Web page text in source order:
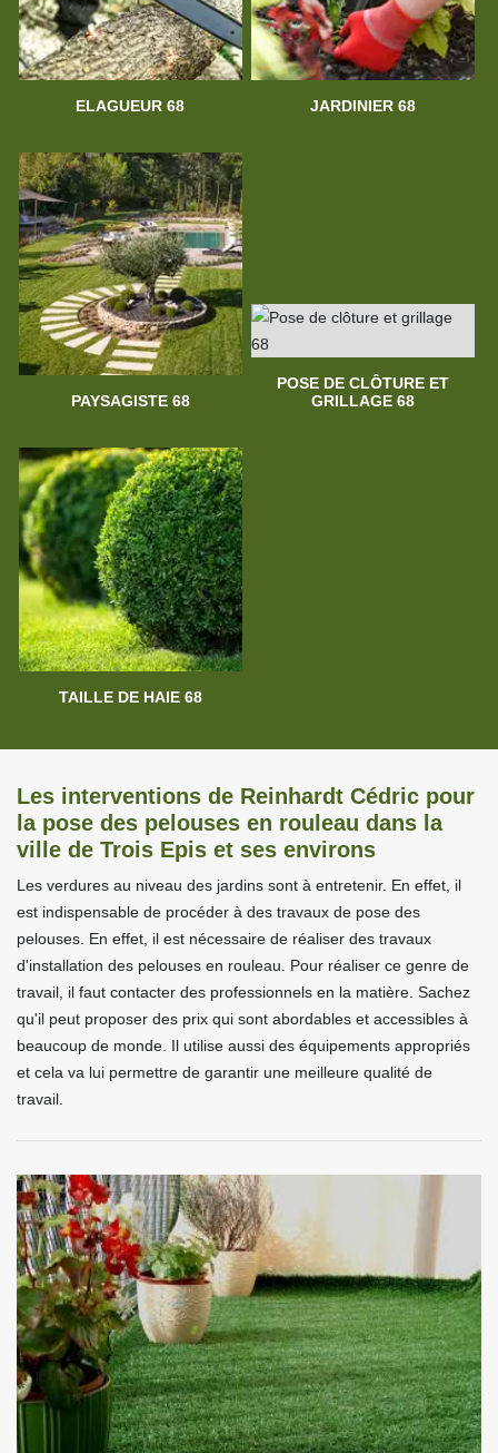
ELAGUEUR 68 JARDINIER 68
PAYSAGISTE 68
POSE DE CLÔTURE ET
GRILLAGE 68
TAILLE DE HAIE 68
Les interventions de Reinhardt Cédric pour
la pose des pelouses en rouleau dans la
ville de Trois Epis et ses environs
Les verdures au niveau des jardins sont à entretenir. En effet, il
est indispensable de procéder à des travaux de pose des
pelouses. En effet, il est nécessaire de réaliser des travaux
d'installation des pelouses en rouleau. Pour réaliser ce genre de
travail, il faut contacter des professionnels en la matière. Sachez
qu'il peut proposer des prix qui sont abordables et accessibles à
beaucoup de monde. Il utilise aussi des équipements appropriés
et cela va lui permettre de garantir une meilleure qualité de
travail.